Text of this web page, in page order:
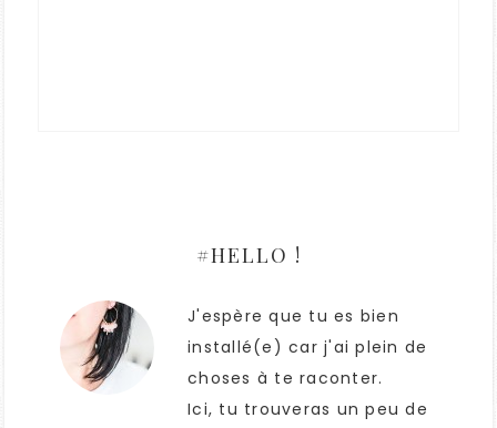
#HELLO !
J'espère que tu es bien
installé(e) car j'ai plein de
choses à te raconter.
Ici, tu trouveras un peu de